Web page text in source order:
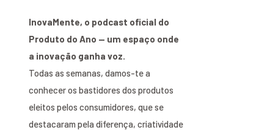
InovaMente, o podcast oficial do
Produto do Ano — um espaço onde
a inovação ganha voz.
Todas as semanas, damos-te a
conhecer os bastidores dos produtos
eleitos pelos consumidores, que se
destacaram pela diferença, criatividade